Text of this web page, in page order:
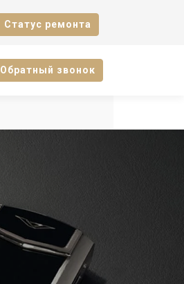
Cтатус ремонта
Oбратный звонок